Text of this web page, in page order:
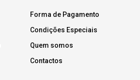
Forma de Pagamento
Condições Especiais
Quem somos
Contactos